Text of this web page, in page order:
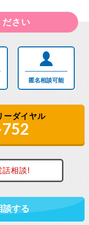
さい
匿名相談可能
ーダイヤル
話相談!
談する